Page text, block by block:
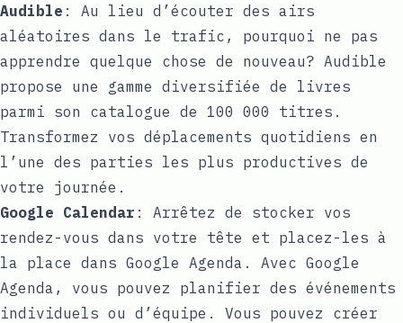
Audible : Au lieu d’écouter des airs
aléatoires dans le trafic, pourquoi ne pas
apprendre quelque chose de nouveau? Audible
propose une gamme diversifiée de livres
parmi son catalogue de 100 000 titres.
Transformez vos déplacements quotidiens en
l’une des parties les plus productives de
votre journée.
Google Calendar : Arrêtez de stocker vos
rendez-vous dans votre tête et placez-les à
la place dans Google Agenda. Avec Google
Agenda, vous pouvez planifier des événements
individuels ou d’équipe. Vous pouvez créer